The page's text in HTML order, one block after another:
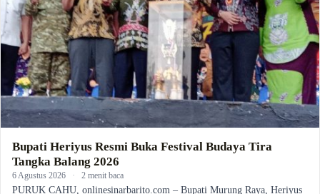
Bupati Heriyus Resmi Buka Festival Budaya Tira
Tangka Balang 2026
6 Agustus 2026 · 2 menit baca
PURUK CAHU, onlinesinarbarito.com – Bupati Murung Raya, Heriyus